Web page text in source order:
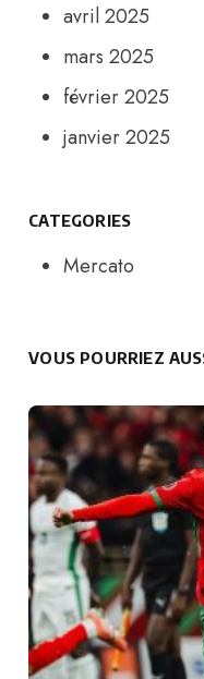
avril 2025
mars 2025
février 2025
janvier 2025
CATEGORIES
Mercato
VOUS POURRIEZ